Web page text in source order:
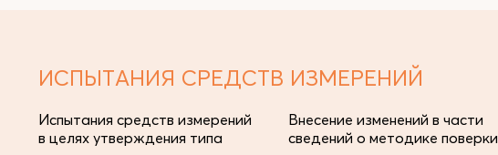
ИСПЫТАНИЯ СРЕДСТВ ИЗМЕРЕНИЙ
Испытания средств измерений
в целях утверждения типа
Внесение изменений в части
сведений о методике поверки